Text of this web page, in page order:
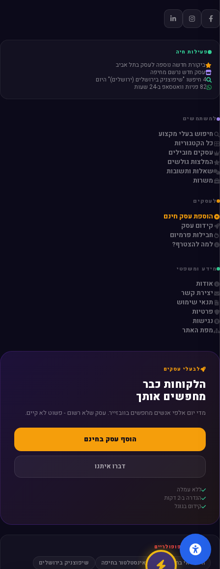
פעילות חיה
ביקורת חדשה נוספה לעסק בתל אביב
עסק חדש נרשם מחיפה
4 חיפשו "שיפוצניק בירושלים (ירושלים)" היום
82 פניות וואטסאפ ב-24 שעות
למשתמשים
חיפוש בעלי מקצוע
כל הקטגוריות
עסקים מובילים
המלצות גולשים
שאלות ותשובות
משרות
לעסקים
הוספת עסק חינם
קידום עסק
חבילות פרמיום
למה להצטרף?
מידע ומשפטי
אודות
יצירת קשר
תנאי שימוש
פרטיות
נגישות
מפת האתר
לבעלי עסקים
הלקוחות כבר
מחפשים אותך
מדי יום אלפי אנשים מחפשים בוובזייר. עסק שלא רשום - פשוט לא קיים.
הוסף עסק בחינם
דברו איתנו
ללא עמלה
הגדרה ב-2 דקות
קידום בגוגל
חיפושים פופולריים
חשמלאי בתל אביב אינסטלטור בחיפה שיפוצניק בירושלים